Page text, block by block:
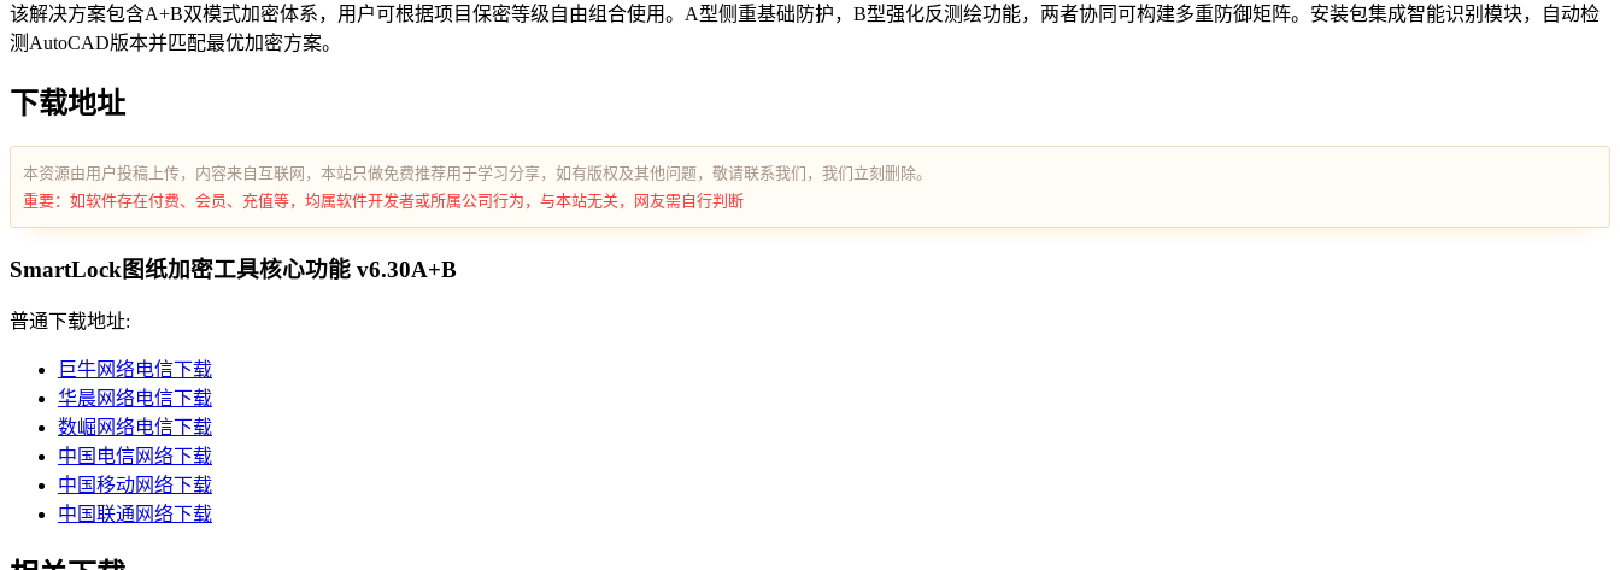
该解决方案包含A+B双模式加密体系，用户可根据项目保密等级自由组合使用。A型侧重基础防护，B型强化反测绘功能，两者协同可构建多重防御矩阵。安装包集成智能识别模块，自动检
测AutoCAD版本并匹配最优加密方案。
下载地址
本资源由用户投稿上传，内容来自互联网，本站只做免费推荐用于学习分享，如有版权及其他问题，敬请联系我们，我们立刻删除。
重要：如软件存在付费、会员、充值等，均属软件开发者或所属公司行为，与本站无关，网友需自行判断
SmartLock图纸加密工具核心功能 v6.30A+B
普通下载地址:
巨牛网络电信下载
华晨网络电信下载
数崛网络电信下载
中国电信网络下载
中国移动网络下载
中国联通网络下载